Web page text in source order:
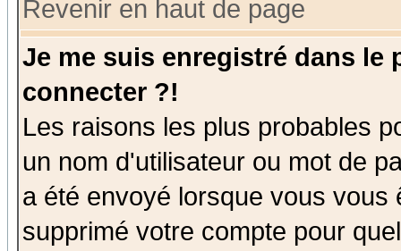
Revenir en haut de page
Je me suis enregistré dans le
connecter ?!
Les raisons les plus probables
un nom d'utilisateur ou mot de
a été envoyé lorsque vous
supprimé votre compte pour